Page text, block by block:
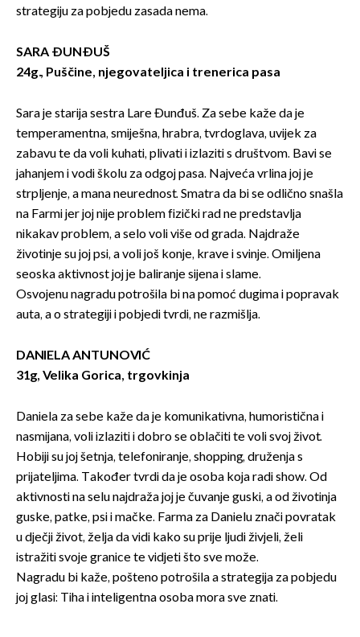
strategiju za pobjedu zasada nema.
SARA ĐUNĐUŠ
24g., Puščine, njegovateljica i trenerica pasa
Sara je starija sestra Lare Đunđuš. Za sebe kaže da je
temperamentna, smiješna, hrabra, tvrdoglava, uvijek za
zabavu te da voli kuhati, plivati i izlaziti s društvom. Bavi se
jahanjem i vodi školu za odgoj pasa. Najveća vrlina joj je
strpljenje, a mana neurednost. Smatra da bi se odlično snašla
na Farmi jer joj nije problem fizički rad ne predstavlja
nikakav problem, a selo voli više od grada. Najdraže
životinje su joj psi, a voli još konje, krave i svinje. Omiljena
seoska aktivnost joj je baliranje sijena i slame.
Osvojenu nagradu potrošila bi na pomoć dugima i popravak
auta, a o strategiji i pobjedi tvrdi, ne razmišlja.
DANIELA ANTUNOVIĆ
31g, Velika Gorica, trgovkinja
Daniela za sebe kaže da je komunikativna, humoristična i
nasmijana, voli izlaziti i dobro se oblačiti te voli svoj život.
Hobiji su joj šetnja, telefoniranje, shopping, druženja s
prijateljima. Također tvrdi da je osoba koja radi show. Od
aktivnosti na selu najdraža joj je čuvanje guski, a od životinja
guske, patke, psi i mačke. Farma za Danielu znači povratak
u dječji život, želja da vidi kako su prije ljudi živjeli, želi
istražiti svoje granice te vidjeti što sve može.
Nagradu bi kaže, pošteno potrošila a strategija za pobjedu
joj glasi: Tiha i inteligentna osoba mora sve znati.